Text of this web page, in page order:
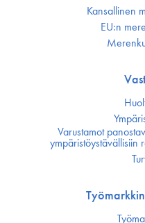
Kansallinen
EU:n
Varustamot
ympäristöystävällisiin